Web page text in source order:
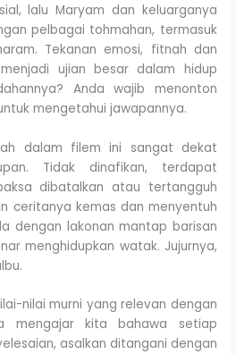
lalu Maryam dan keluarganya
pelbagai tohmahan, termasuk
Tekanan emosi, fitnah dan
ujian besar dalam hidup
Anda wajib menonton
mengetahui jawapannya.
dalam filem ini sangat dekat
Tidak dinafikan, terdapat
dibatalkan atau tertangguh
ceritanya kemas dan menyentuh
dengan lakonan mantap barisan
menghidupkan watak. Jujurnya,
nilai murni yang relevan dengan
mengajar kita bahawa setiap
asalkan ditangani dengan